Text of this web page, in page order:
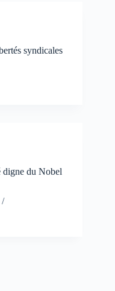
syndicales
digne du Nobel